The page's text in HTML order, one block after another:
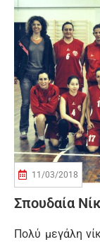
11/03/2018
Σπουδαία
Πολύ μεγάλη